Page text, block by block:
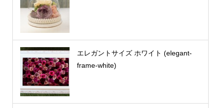
エレガントサイズ ホワイト (elegant-
frame-white)